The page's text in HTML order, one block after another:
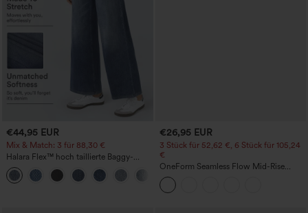
€44,95 EUR
Mix & Match: 3 für 88,30 €
Halara Flex™ hoch taillierte Baggy-
Jeans mit Taschen, weitem Bein,
stonewashed, lässig
€26,95 EUR
3 Stück für 52,62 €, 6 Stück für 105,24
€
OneForm Seamless Flow Mid-Rise
Yoga-Leggings - mittelhoher Bund,
bauchformend und mit Po-Lifting-
Effekt